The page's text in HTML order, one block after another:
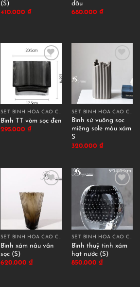
(S)
410.000 ₫
dầu
680.000 ₫
SET BÌNH HOA CAO CẤP
Bình TT vòm sọc đen
295.000 ₫
SET BÌNH HOA CAO CẤP
Bình sứ vuông sọc
miệng sole màu xám
S
320.000 ₫
SET BÌNH HOA CAO CẤP
Bình xám nâu vân
sọc (S)
620.000 ₫
SET BÌNH HOA CAO CẤP
Bình thuỷ tinh xám
hạt nước (S)
850.000 ₫